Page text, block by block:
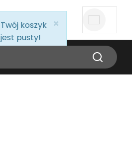
info:
Twój koszyk
jest pusty!
×